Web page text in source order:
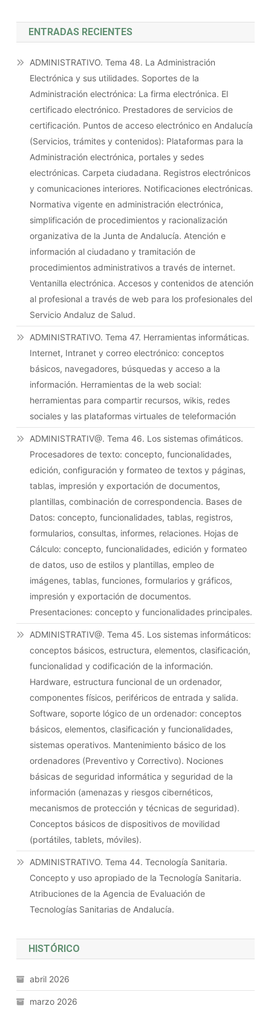
ENTRADAS RECIENTES
ADMINISTRATIVO. Tema 48. La Administración
Electrónica y sus utilidades. Soportes de la
Administración electrónica: La firma electrónica. El
certificado electrónico. Prestadores de servicios de
certificación. Puntos de acceso electrónico en Andalucía
(Servicios, trámites y contenidos): Plataformas para la
Administración electrónica, portales y sedes
electrónicas. Carpeta ciudadana. Registros electrónicos
y comunicaciones interiores. Notificaciones electrónicas.
Normativa vigente en administración electrónica,
simplificación de procedimientos y racionalización
organizativa de la Junta de Andalucía. Atención e
información al ciudadano y tramitación de
procedimientos administrativos a través de internet.
Ventanilla electrónica. Accesos y contenidos de atención
al profesional a través de web para los profesionales del
Servicio Andaluz de Salud.
ADMINISTRATIVO. Tema 47. Herramientas informáticas.
Internet, Intranet y correo electrónico: conceptos
básicos, navegadores, búsquedas y acceso a la
información. Herramientas de la web social:
herramientas para compartir recursos, wikis, redes
sociales y las plataformas virtuales de teleformación
ADMINISTRATIV@. Tema 46. Los sistemas ofimáticos.
Procesadores de texto: concepto, funcionalidades,
edición, configuración y formateo de textos y páginas,
tablas, impresión y exportación de documentos,
plantillas, combinación de correspondencia. Bases de
Datos: concepto, funcionalidades, tablas, registros,
formularios, consultas, informes, relaciones. Hojas de
Cálculo: concepto, funcionalidades, edición y formateo
de datos, uso de estilos y plantillas, empleo de
imágenes, tablas, funciones, formularios y gráficos,
impresión y exportación de documentos.
Presentaciones: concepto y funcionalidades principales.
ADMINISTRATIV@. Tema 45. Los sistemas informáticos:
conceptos básicos, estructura, elementos, clasificación,
funcionalidad y codificación de la información.
Hardware, estructura funcional de un ordenador,
componentes físicos, periféricos de entrada y salida.
Software, soporte lógico de un ordenador: conceptos
básicos, elementos, clasificación y funcionalidades,
sistemas operativos. Mantenimiento básico de los
ordenadores (Preventivo y Correctivo). Nociones
básicas de seguridad informática y seguridad de la
información (amenazas y riesgos cibernéticos,
mecanismos de protección y técnicas de seguridad).
Conceptos básicos de dispositivos de movilidad
(portátiles, tablets, móviles).
ADMINISTRATIVO. Tema 44. Tecnología Sanitaria.
Concepto y uso apropiado de la Tecnología Sanitaria.
Atribuciones de la Agencia de Evaluación de
Tecnologías Sanitarias de Andalucía.
HISTÓRICO
abril 2026
marzo 2026